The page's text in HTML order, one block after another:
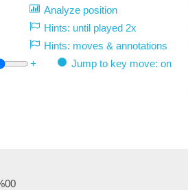
Analyze position
Hints: until played 2x
Hints: moves & annotations
+ Jump to key move: on